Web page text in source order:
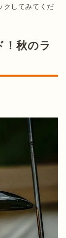
クしてみてくだ
！秋のラ